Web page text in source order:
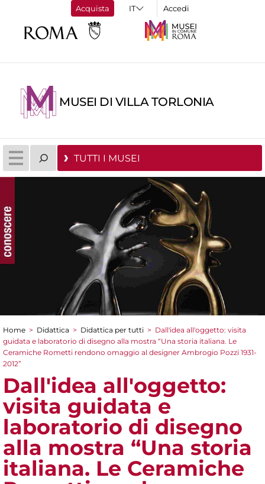
Acquista Accedi
MUSEI DI VILLA TORLONIA
TUTTI I MUSEI
Tu sei qui
Home > Didattica > Didattica per tutti > Dall'idea all'oggetto: visita
guidata e laboratorio di disegno alla mostra “Una storia italiana. Le
Ceramiche Rometti rendono omaggio al designer Ambrogio Pozzi 1931-
2012”
Dall'idea all'oggetto:
visita guidata e
laboratorio di disegno
alla mostra “Una storia
italiana. Le Ceramiche